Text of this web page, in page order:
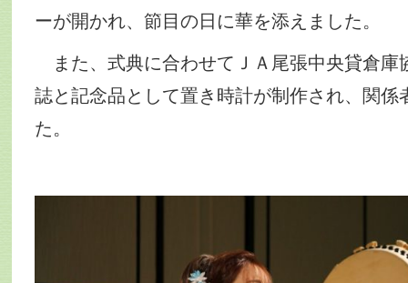
ーが開かれ、節目の日に華を添えました。
また、式典に合わせてＪＡ尾張中央貸倉庫
誌と記念品として置き時計が制作され、関係
た。